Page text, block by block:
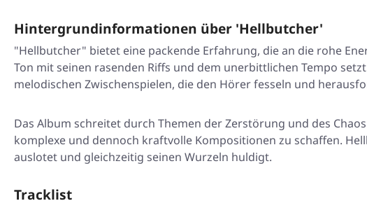
Hintergrundinformationen über 'Hellbutcher'
"Hellbutcher" bietet eine packende Erfahrung, die an die rohe
Ton mit seinen rasenden Riffs und dem unerbittlichen Tempo
melodischen Zwischenspielen, die den Hörer fesseln und
Das Album schreitet durch Themen der Zerstörung und des
komplexe und dennoch kraftvolle Kompositionen zu schaffen.
auslotet und gleichzeitig seinen Wurzeln huldigt.
Tracklist